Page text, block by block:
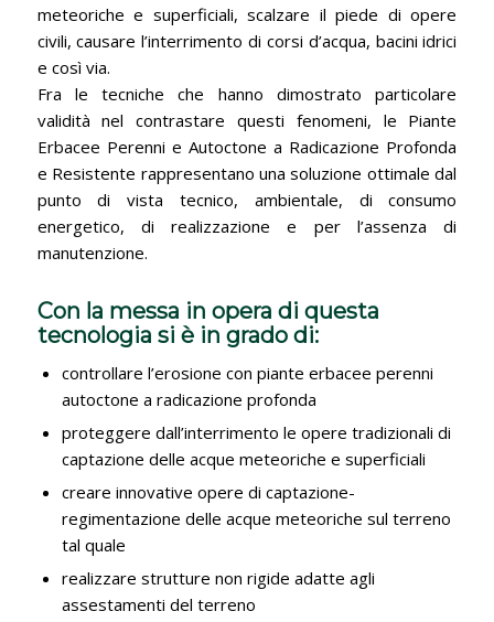
meteoriche e superficiali, scalzare il piede di opere
civili, causare l’interrimento di corsi d’acqua, bacini idrici
e così via.
Fra le tecniche che hanno dimostrato particolare
validità nel contrastare questi fenomeni, le Piante
Erbacee Perenni e Autoctone a Radicazione Profonda
e Resistente rappresentano una soluzione ottimale dal
punto di vista tecnico, ambientale, di consumo
energetico, di realizzazione e per l’assenza di
manutenzione.
Con la messa in opera di questa
tecnologia si è in grado di:
controllare l’erosione con piante erbacee perenni
autoctone a radicazione profonda
proteggere dall’interrimento le opere tradizionali di
captazione delle acque meteoriche e superficiali
creare innovative opere di captazione-
regimentazione delle acque meteoriche sul terreno
tal quale
realizzare strutture non rigide adatte agli
assestamenti del terreno